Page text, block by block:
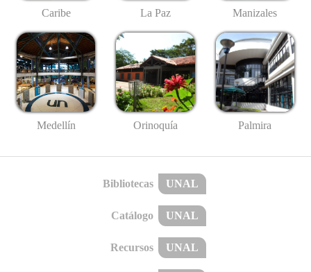
Caribe La Paz Manizales
Medellín Orinoquía Palmira
Bibliotecas UNAL
Catálogo UNAL
Recursos UNAL